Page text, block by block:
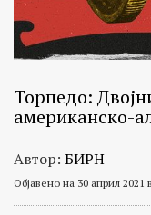
Торпедо:
американско-
Автор: БИРН
Објавено на 30 април 2021